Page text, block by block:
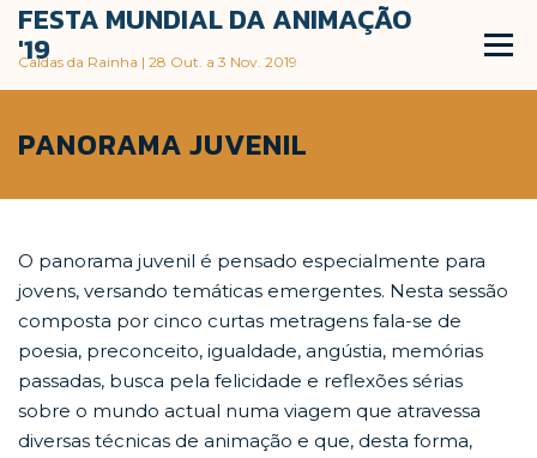
Skip
content
FESTA MUNDIAL DA ANIMAÇÃO
'19
Caldas da Rainha | 28 Out. a 3 Nov. 2019
Menu
PRÉMIO NACIONAL DA ANIMAÇÃO
PANORAMA JUVENIL
O panorama juvenil é pensado especialmente para
jovens, versando temáticas emergentes. Nesta sessão
composta por cinco curtas metragens fala-se de
poesia, preconceito, igualdade, angústia, memórias
passadas, busca pela felicidade e reflexões sérias
sobre o mundo actual numa viagem que atravessa
diversas técnicas de animação e que, desta forma,